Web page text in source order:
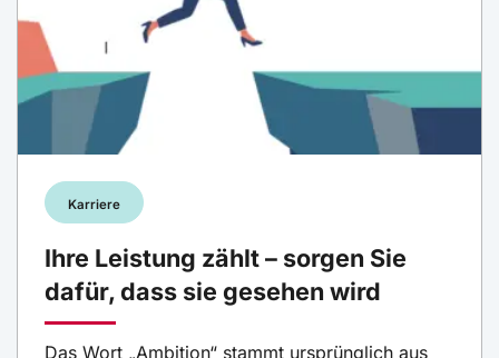
Karriere
Ihre Leistung zählt – sorgen Sie
dafür, dass sie gesehen wird
Das Wort „Ambition“ stammt ursprünglich aus